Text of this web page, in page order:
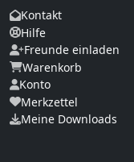
Kontakt
Hilfe
Freunde einladen
Warenkorb
Konto
Merkzettel
Meine Downloads